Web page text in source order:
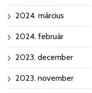
2024. március
2024. február
2023. december
2023. november